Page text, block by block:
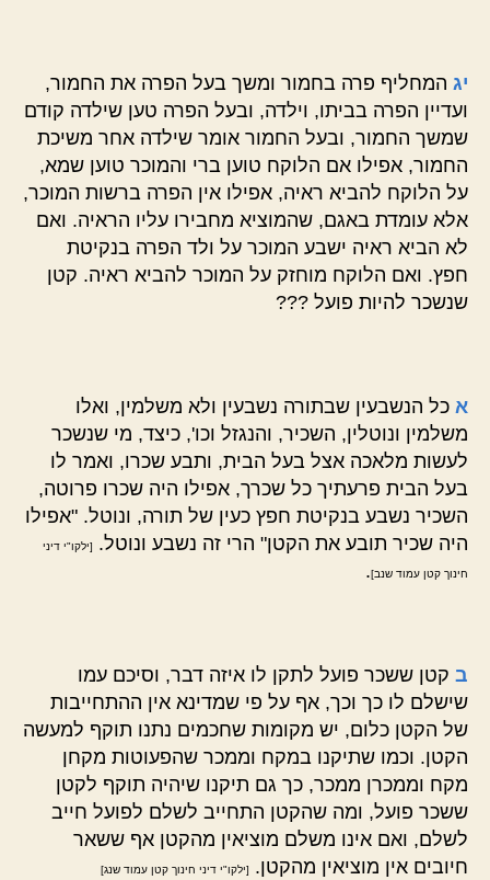
יג המחליף פרה בחמור ומשך בעל הפרה את החמור,
ועדיין הפרה בביתו, וילדה, ובעל הפרה טען שילדה קודם
שמשך החמור, ובעל החמור אומר שילדה אחר משיכת
החמור, אפילו אם הלוקח טוען ברי והמוכר טוען שמא,
על הלוקח להביא ראיה, אפילו אין הפרה ברשות המוכר,
אלא עומדת באגם, שהמוציא מחבירו עליו הראיה. ואם
לא הביא ראיה ישבע המוכר על ולד הפרה בנקיטת
חפץ. ואם הלוקח מוחזק על המוכר להביא ראיה. קטן
שנשכר להיות פועל ???
א כל הנשבעין שבתורה נשבעין ולא משלמין, ואלו
משלמין ונוטלין, השכיר, והנגזל וכו', כיצד, מי שנשכר
לעשות מלאכה אצל בעל הבית, ותבע שכרו, ואמר לו
בעל הבית פרעתיך כל שכרך, אפילו היה שכרו פרוטה,
השכיר נשבע בנקיטת חפץ כעין של תורה, ונוטל. "אפילו
היה שכיר תובע את הקטן" הרי זה נשבע ונוטל.
[ילקו"י דיני
חינוך קטן עמוד שנב].
ב קטן ששכר פועל לתקן לו איזה דבר, וסיכם עמו
שישלם לו כך וכך, אף על פי שמדינא אין ההתחייבות
של הקטן כלום, יש מקומות שחכמים נתנו תוקף למעשה
הקטן. וכמו שתיקנו במקח וממכר שהפעוטות מקחן
מקח וממכרן ממכר, כך גם תיקנו שיהיה תוקף לקטן
ששכר פועל, ומה שהקטן התחייב לשלם לפועל חייב
לשלם, ואם אינו משלם מוציאין מהקטן אף ששאר
חיובים אין מוציאין מהקטן.
[ילקו"י דיני חינוך קטן עמוד שנג]